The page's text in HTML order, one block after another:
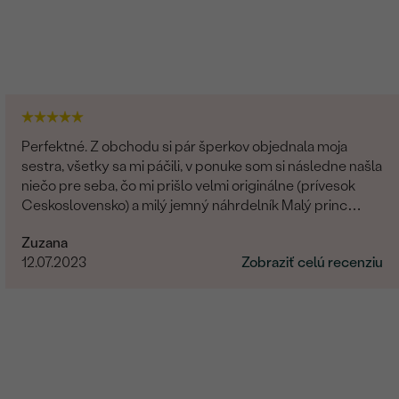
Perfektné. Z obchodu si pár šperkov objednala moja
sestra, všetky sa mi páčili, v ponuke som si následne našla
niečo pre seba, čo mi prišlo velmi originálne (prívesok
Ceskoslovensko) a milý jemný náhrdelník Malý princ
Obchod a tovar odporúčam, kto hladá šperk, urcite si
nájde to svoje.
Zuzana
12.07.2023
Zobraziť celú recenziu